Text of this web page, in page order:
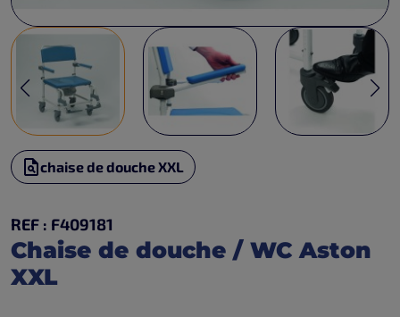
chaise de douche XXL
REF : F409181
Chaise de douche / WC Aston
XXL